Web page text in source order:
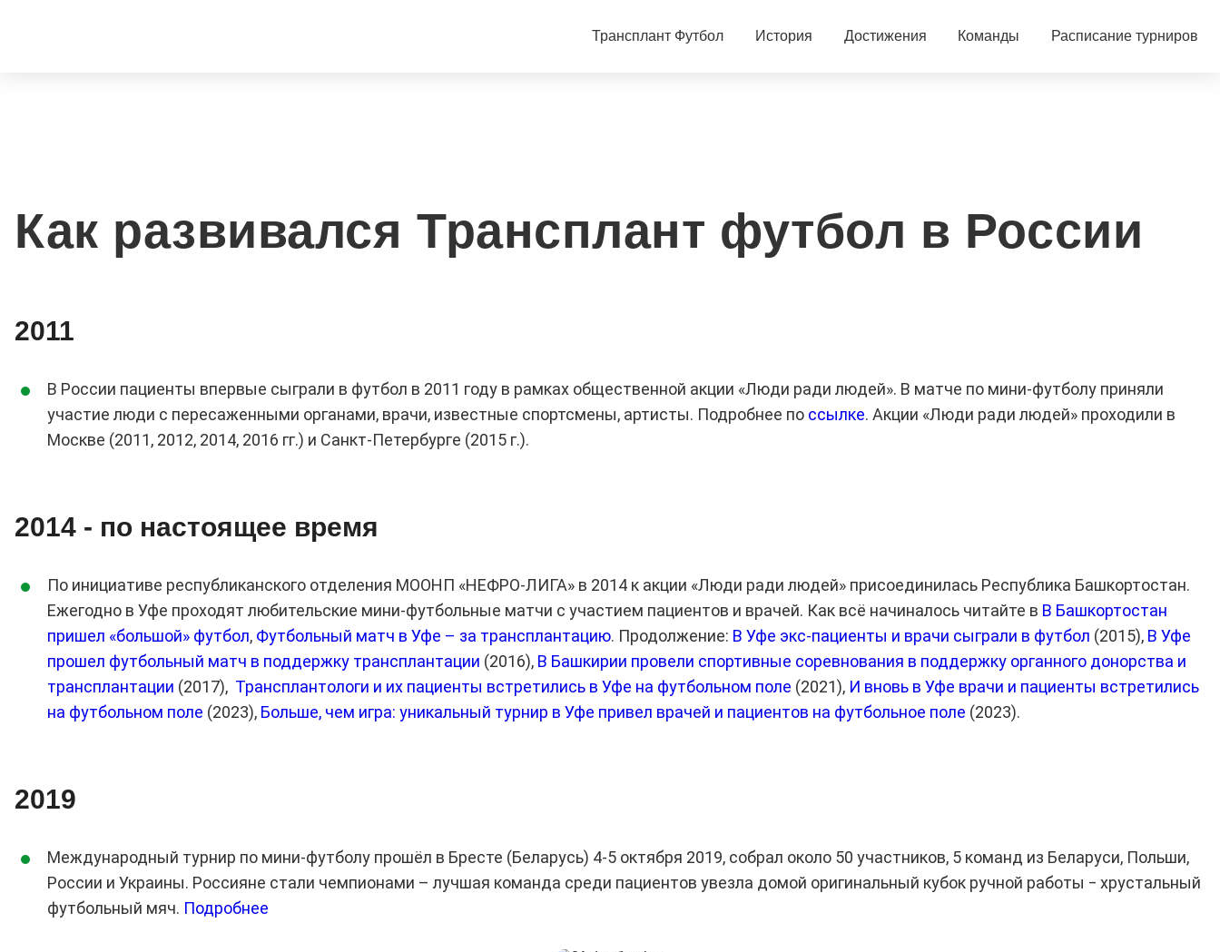
Трансплант Футбол История Достижения Команды Расписание турниров
Как развивался Трансплант футбол в России
2011
В России пациенты впервые сыграли в футбол в 2011 году в рамках общественной акции «Люди ради людей». В матче по мини-футболу приняли
участие люди с пересаженными органами, врачи, известные спортсмены, артисты. Подробнее по ссылке. Акции «Люди ради людей» проходили в
Москве (2011, 2012, 2014, 2016 гг.) и Санкт-Петербурге (2015 г.).
2014 - по настоящее время
По инициативе республиканского отделения МООНП «НЕФРО-ЛИГА» в 2014 к акции «Люди ради людей» присоединилась Республика Башкортостан.
Ежегодно в Уфе проходят любительские мини-футбольные матчи с участием пациентов и врачей. Как всё начиналось читайте в В Башкортостан
пришел «большой» футбол, Футбольный матч в Уфе – за трансплантацию. Продолжение: В Уфе экс-пациенты и врачи сыграли в футбол (2015), В Уфе
прошел футбольный матч в поддержку трансплантации (2016), В Башкирии провели спортивные соревнования в поддержку органного донорства и
трансплантации (2017), Трансплантологи и их пациенты встретились в Уфе на футбольном поле (2021), И вновь в Уфе врачи и пациенты встретились
на футбольном поле (2023), Больше, чем игра: уникальный турнир в Уфе привел врачей и пациентов на футбольное поле (2023).
2019
Международный турнир по мини-футболу прошёл в Бресте (Беларусь) 4-5 октября 2019, собрал около 50 участников, 5 команд из Беларуси, Польши,
России и Украины. Россияне стали чемпионами – лучшая команда среди пациентов увезла домой оригинальный кубок ручной работы ‒ хрустальный
футбольный мяч. Подробнее